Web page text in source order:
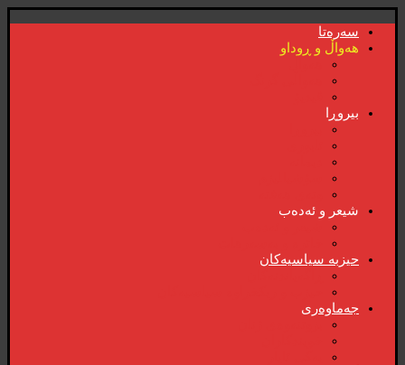
سەرەتا
هەواڵ و ڕوداو
بیروڕا
شیعر و ئەدەب
حیزبە سیاسیەکان
جەماوەری